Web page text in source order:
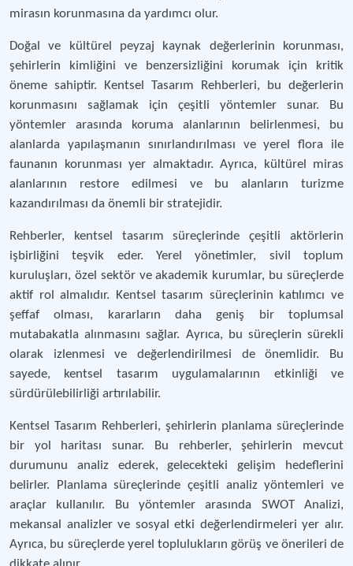
mirasın korunmasına da yardımcı olur.
Doğal ve kültürel peyzaj kaynak değerlerinin korunması,
şehirlerin kimliğini ve benzersizliğini korumak için kritik
öneme sahiptir. Kentsel Tasarım Rehberleri, bu değerlerin
korunmasını sağlamak için çeşitli yöntemler sunar. Bu
yöntemler arasında koruma alanlarının belirlenmesi, bu
alanlarda yapılaşmanın sınırlandırılması ve yerel flora ile
faunanın korunması yer almaktadır. Ayrıca, kültürel miras
alanlarının restore edilmesi ve bu alanların turizme
kazandırılması da önemli bir stratejidir.
Rehberler, kentsel tasarım süreçlerinde çeşitli aktörlerin
işbirliğini teşvik eder. Yerel yönetimler, sivil toplum
kuruluşları, özel sektör ve akademik kurumlar, bu süreçlerde
aktif rol almalıdır. Kentsel tasarım süreçlerinin katılımcı ve
şeffaf olması, kararların daha geniş bir toplumsal
mutabakatla alınmasını sağlar. Ayrıca, bu süreçlerin sürekli
olarak izlenmesi ve değerlendirilmesi de önemlidir. Bu
sayede, kentsel tasarım uygulamalarının etkinliği ve
sürdürülebilirliği artırılabilir.
Kentsel Tasarım Rehberleri, şehirlerin planlama süreçlerinde
bir yol haritası sunar. Bu rehberler, şehirlerin mevcut
durumunu analiz ederek, gelecekteki gelişim hedeflerini
belirler. Planlama süreçlerinde çeşitli analiz yöntemleri ve
araçlar kullanılır. Bu yöntemler arasında SWOT Analizi,
mekansal analizler ve sosyal etki değerlendirmeleri yer alır.
Ayrıca, bu süreçlerde yerel toplulukların görüş ve önerileri de